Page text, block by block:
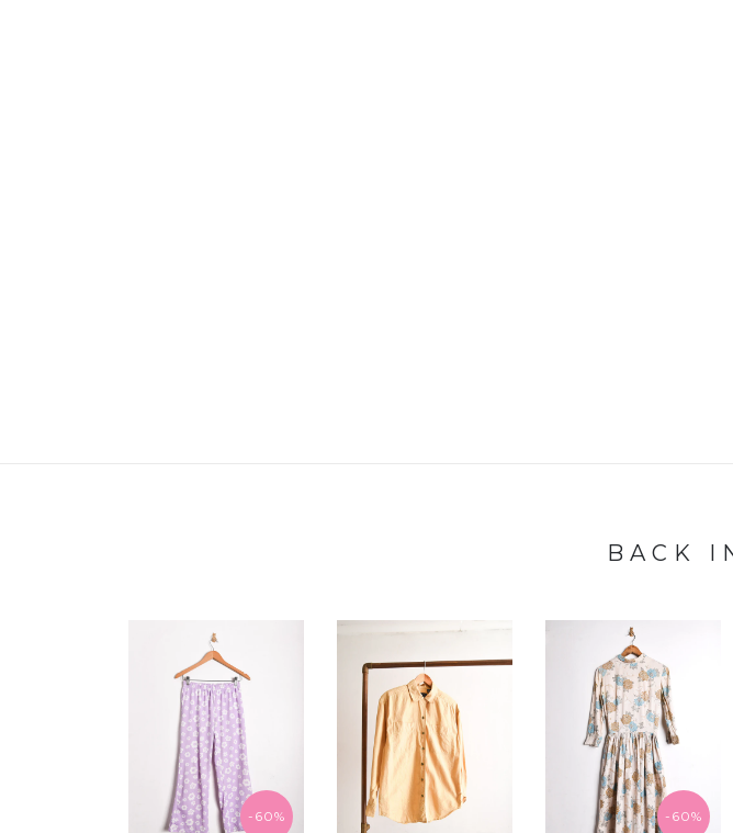
BACK
-60% -60%